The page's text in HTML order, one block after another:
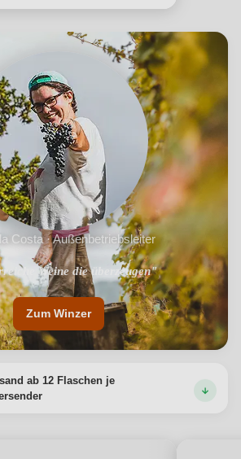
Costa · Außenbetriebsleiter
Weine die überzeugen"
eines UNESCO-Weltkulturerbes"
Zum Winzer
ab 12 Flaschen je